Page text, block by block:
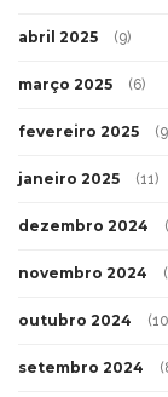
abril 2025 (9)
março 2025 (6)
fevereiro 2025
janeiro 2025 (11)
dezembro 2024
novembro 2024
outubro 2024
setembro 2024